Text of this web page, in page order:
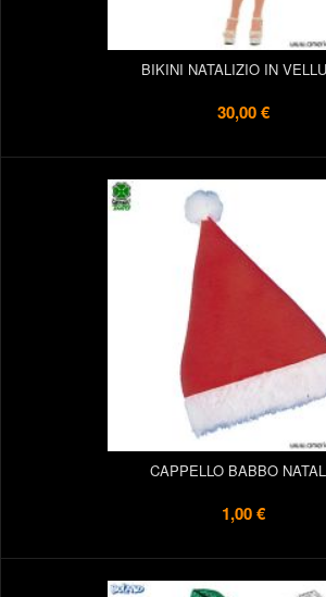
BIKINI NATALIZIO IN
30,00 €
CAPPELLO BABBO
1,00 €